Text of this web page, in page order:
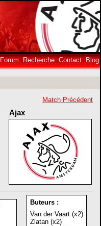
Forum Recherche Contact Blog
Match Précédent
Ajax
Buteurs :
Van der Vaart (x2)
Zlatan (x2)